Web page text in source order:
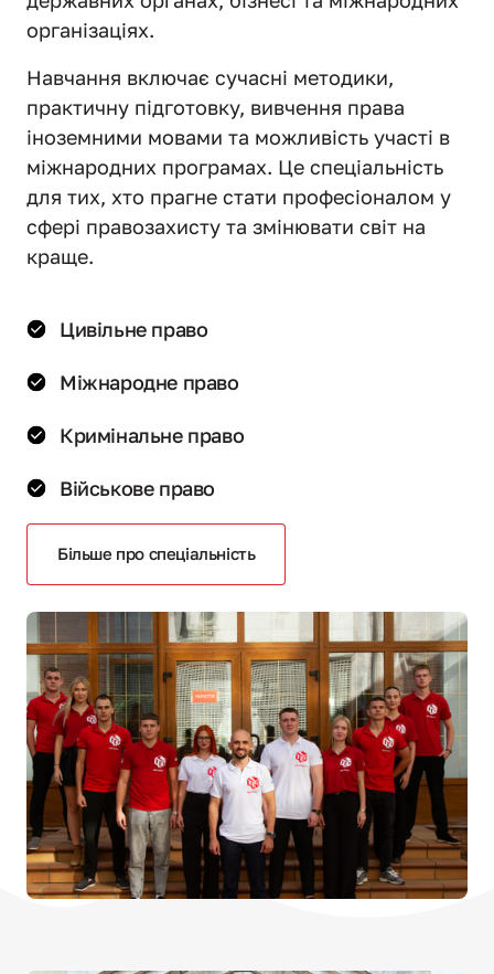
організаціях.
Навчання включає сучасні методики,
практичну підготовку, вивчення права
іноземними мовами та можливість участі в
міжнародних програмах. Це спеціальність
для тих, хто прагне стати професіоналом у
сфері правозахисту та змінювати світ на
краще.
Цивільне право
Міжнародне право
Кримінальне право
Військове право
Більше про спеціальність